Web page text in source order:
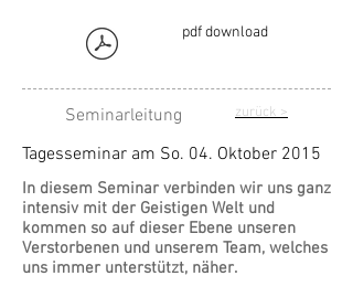
pdf download
Seminarleitung zurück >
Tagesseminar am So. 04. Oktober 2015
In diesem Seminar verbinden wir uns ganz
intensiv mit der Geistigen Welt und
kommen so auf dieser Ebene unseren
Verstorbenen und unserem Team, welches
uns immer unterstützt, näher.